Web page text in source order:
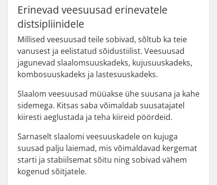
Erinevad veesuusad erinevatele
distsipliinidele
Millised veesuusad teile sobivad, sõltub ka teie
vanusest ja eelistatud sõidustiilist. Veesuusad
jagunevad slaalomsuuskadeks, kujusuuskadeks,
kombosuuskadeks ja lastesuuskadeks.
Slaalom veesuusad müüakse ühe suusana ja kahe
sidemega. Kitsas saba võimaldab suusatajatel
kiiresti aeglustada ja teha kiireid pöördeid.
Sarnaselt slaalomi veesuuskadele on kujuga
suusad palju laiemad, mis võimaldavad kergemat
starti ja stabiilsemat sõitu ning sobivad vähem
kogenud sõitjatele.